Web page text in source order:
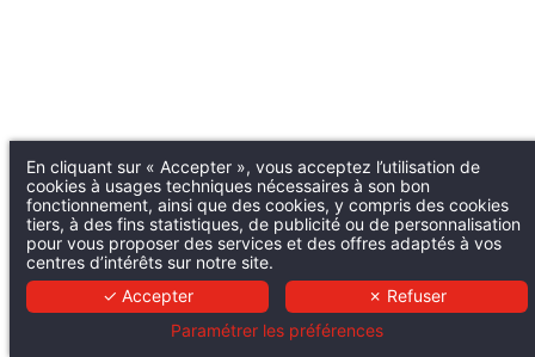
En cliquant sur « Accepter », vous acceptez l’utilisation de
cookies à usages techniques nécessaires à son bon
fonctionnement, ainsi que des cookies, y compris des cookies
tiers, à des fins statistiques, de publicité ou de personnalisation
pour vous proposer des services et des offres adaptés à vos
centres d’intérêts sur notre site.
✓ Accepter
✗ Refuser
Paramétrer les préférences